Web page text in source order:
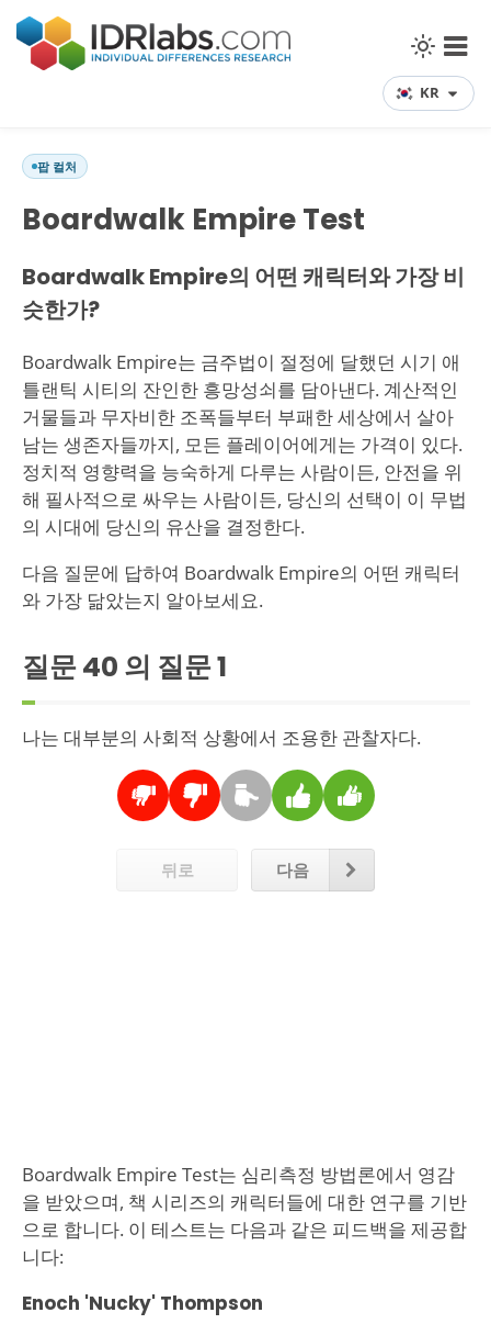
KR
팝 컬처
Boardwalk Empire Test
Boardwalk Empire의 어떤 캐릭터와 가장 비
슷한가?
Boardwalk Empire는 금주법이 절정에 달했던 시기 애
틀랜틱 시티의 잔인한 흥망성쇠를 담아낸다. 계산적인
거물들과 무자비한 조폭들부터 부패한 세상에서 살아
남는 생존자들까지, 모든 플레이어에게는 가격이 있다.
정치적 영향력을 능숙하게 다루는 사람이든, 안전을 위
해 필사적으로 싸우는 사람이든, 당신의 선택이 이 무법
의 시대에 당신의 유산을 결정한다.
다음 질문에 답하여 Boardwalk Empire의 어떤 캐릭터
와 가장 닮았는지 알아보세요.
질문 40 의 질문1
나는 대부분의 사회적 상황에서 조용한 관찰자다.
뒤로 다음
Boardwalk Empire Test는 심리측정 방법론에서 영감
을 받았으며, 책 시리즈의 캐릭터들에 대한 연구를 기반
으로 합니다. 이 테스트는 다음과 같은 피드백을 제공합
니다:
Enoch 'Nucky' Thompson